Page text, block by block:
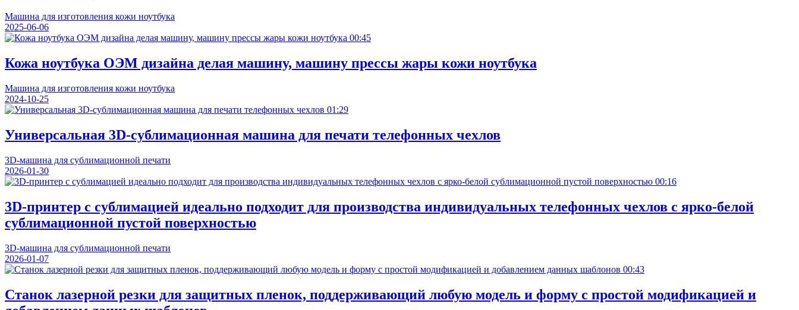
Машина для изготовления кожи ноутбука
2025-06-06
00:45
Кожа ноутбука ОЭМ дизайна делая машину, машину прессы жары кожи ноутбука
Машина для изготовления кожи ноутбука
2024-10-25
01:29
Универсальная 3D-сублимационная машина для печати телефонных чехлов
3D-машина для сублимационной печати
2026-01-30
00:16
3D-принтер с сублимацией идеально подходит для производства индивидуальных телефонных чехлов с ярко-белой
сублимационной пустой поверхностью
3D-машина для сублимационной печати
2026-01-07
00:43
Станок лазерной резки для защитных пленок, поддерживающий любую модель и форму с простой модификацией и